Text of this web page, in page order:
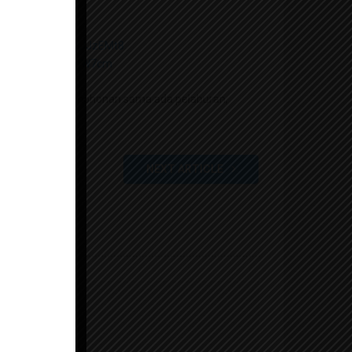
urusan permohonan sama ada pelaburan,
NEXT ARTICLE